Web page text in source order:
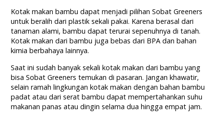
Kotak makan bambu dapat menjadi pilihan Sobat Greeners
untuk beralih dari plastik sekali pakai. Karena berasal dari
tanaman alami, bambu dapat terurai sepenuhnya di tanah.
Kotak makan dari bambu juga bebas dari BPA dan bahan
kimia berbahaya lainnya.
Saat ini sudah banyak sekali kotak makan dari bambu yang
bisa Sobat Greeners temukan di pasaran. Jangan khawatir,
selain ramah lingkungan kotak makan dengan bahan bambu
padat atau dari serat bambu dapat mempertahankan suhu
makanan panas atau dingin selama dua hingga empat jam.